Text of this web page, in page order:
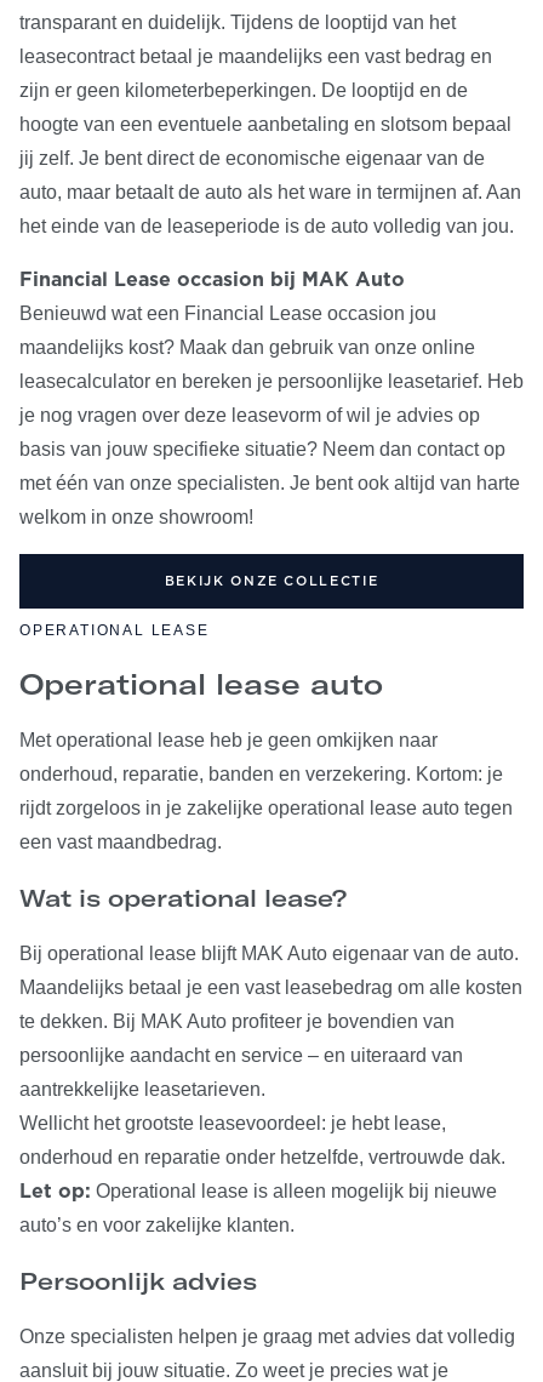
transparant en duidelijk. Tijdens de looptijd van het
leasecontract betaal je maandelijks een vast bedrag en
zijn er geen kilometerbeperkingen. De looptijd en de
hoogte van een eventuele aanbetaling en slotsom bepaal
jij zelf. Je bent direct de economische eigenaar van de
auto, maar betaalt de auto als het ware in termijnen af. Aan
het einde van de leaseperiode is de auto volledig van jou.
Financial Lease occasion bij MAK Auto
Benieuwd wat een Financial Lease occasion jou
maandelijks kost? Maak dan gebruik van onze online
leasecalculator en bereken je persoonlijke leasetarief. Heb
je nog vragen over deze leasevorm of wil je advies op
basis van jouw specifieke situatie? Neem dan contact op
met één van onze specialisten. Je bent ook altijd van harte
welkom in onze showroom!
BEKIJK ONZE COLLECTIE
OPERATIONAL LEASE
Operational lease auto
Met operational lease heb je geen omkijken naar
onderhoud, reparatie, banden en verzekering. Kortom: je
rijdt zorgeloos in je zakelijke operational lease auto tegen
een vast maandbedrag.
Wat is operational lease?
Bij operational lease blijft MAK Auto eigenaar van de auto.
Maandelijks betaal je een vast leasebedrag om alle kosten
te dekken. Bij MAK Auto profiteer je bovendien van
persoonlijke aandacht en service – en uiteraard van
aantrekkelijke leasetarieven.
Wellicht het grootste leasevoordeel: je hebt lease,
onderhoud en reparatie onder hetzelfde, vertrouwde dak.
Let op: Operational lease is alleen mogelijk bij nieuwe
auto’s en voor zakelijke klanten.
Persoonlijk advies
Onze specialisten helpen je graag met advies dat volledig
aansluit bij jouw situatie. Zo weet je precies wat je